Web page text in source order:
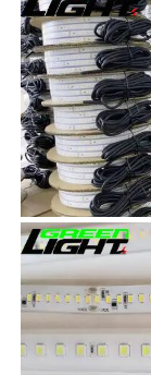
Richiedere
Lampade
Lampada per
Lampade
lampada a